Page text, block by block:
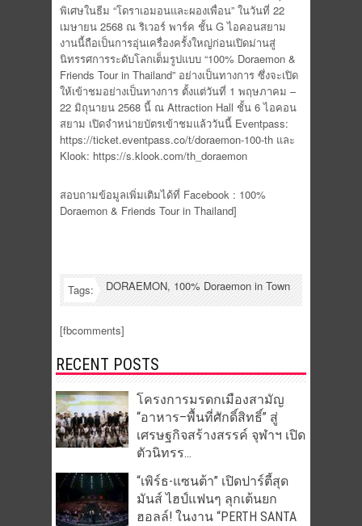
พิเศษในธีม “โดราเอมอนและผองเพื่อน” ในวันที่ 22
เมษายน 2568 ณ ริเวอร์ พาร์ค ชั้น G ไอคอนสยาม
งานนี้ถือเป็นการอุ่นเครื่องครั้งใหญ่ก่อนเปิดม่านสู่
นิทรรศการระดับโลกเต็มรูปแบบ “100% Doraemon &
Friends Tour in Thailand” อย่างเป็นทางการ ซึ่งจะเปิด
ให้เข้าชมอย่างเป็นทางการ ตั้งแต่วันที่ 1 พฤษภาคม –
22 มิถุนายน 2568 นี้ ณ Attraction Hall ชั้น 6 ไอคอน
สยาม เปิดจำหน่ายบัตรเข้าชมแล้ววันนี้ Eventpass:
https://ticket.eventpass.co/t/doraemon-100-th และ
Klook: https://s.klook.com/th_doraemon
สอบถามข้อมูลเพิ่มเติมได้ที่ Facebook : 100%
Doraemon & Friends Tour in Thailand]
Tags: DORAEMON, 100% Doraemon in Town
[fbcomments]
RECENT POSTS
โครงการมรดกเมืองสามัญ
“อาหาร–พื้นที่ศักดิ์สิทธิ์” สู่
เศรษฐกิจสร้างสรรค์ จุฬาฯ เปิด
ตัวนิทรร...
“เพิร์ธ-แซนต้า” เปิดปาร์ตี้สุด
มันส์ ไฮป์แฟนๆ ลุกเต้นยก
ฮอลล์! ในงาน “PERTH SANTA